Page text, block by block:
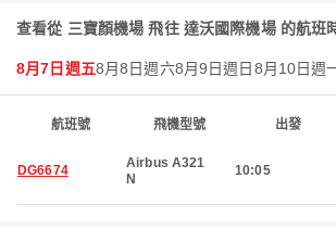
查看從 三寶顏機場 飛往 達沃國際機場 的航班
8月7日週五8月8日週六8月9日週日 8月10日週
航班號 飛機型號 出發
DG6674
Airbus A321
N
10:05